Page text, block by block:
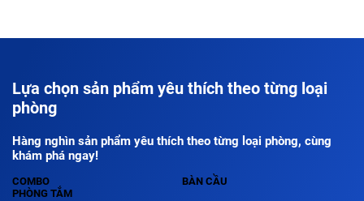
Lựa chọn sản phẩm yêu thích theo từng loại
phòng
Hàng nghìn sản phẩm yêu thích theo từng loại phòng, cùng
khám phá ngay!
COMBO
PHÒNG TẮM
BÀN CẦU